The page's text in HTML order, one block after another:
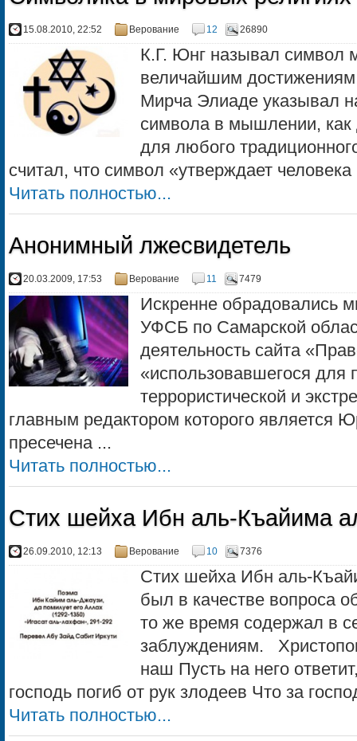
15.08.2010, 22:52 Верование 12 26890
К.Г. Юнг называл символ
величайшим достижениям
Мирча Элиаде указывал
символа в мышлении, как
для любого
считал, что символ «утверждает человека
Читать полностью...
Анонимный лжесвидетель
20.03.2009, 17:53 Верование 11 7479
Искренне обрадовались
УФСБ по Самарской
деятельность сайта
«использовавшегося для
террористической и
главным редактором которого является
пресечена ...
Читать полностью...
Стих шейха Ибн аль-Къайима
26.09.2010, 12:13 Верование 10 7376
Стих шейха Ибн аль-
был в качестве вопроса
то же время содержал в
заблуждениям.
наш Пусть на него
господь погиб от рук злодеев Что за
Читать полностью...